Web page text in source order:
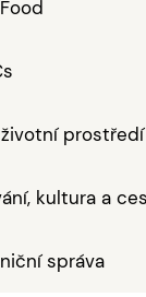
životní prostředí
kultura a
správa